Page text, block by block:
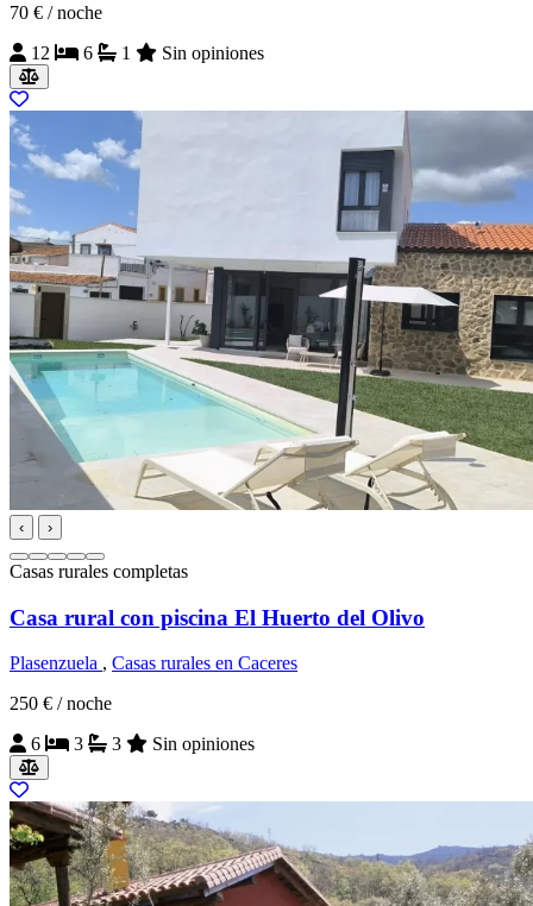
70 € / noche
12
6 1 Sin opiniones
‹ ›
Casas rurales completas
Casa rural con piscina El Huerto del Olivo
Plasenzuela , Casas rurales en Caceres
250 € / noche
6
3 3 Sin opiniones